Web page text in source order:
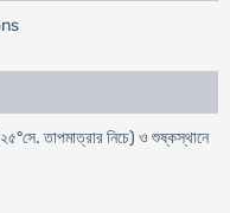
তাপমাত্রার নিচে) ও শুষ্কস্থানে